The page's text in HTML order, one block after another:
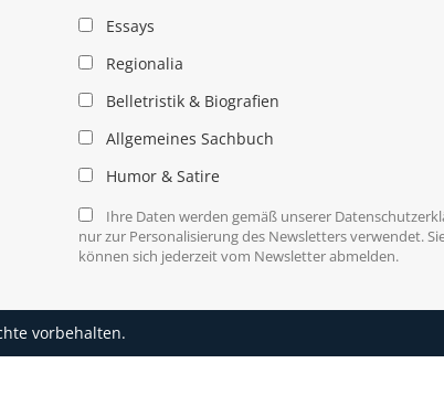
Essays
Regionalia
Belletristik & Biografien
Allgemeines Sachbuch
Humor & Satire
Ihre Daten werden gemäß unserer
nur zur Personalisierung des Newsletters verwendet.
können sich jederzeit vom Newsletter abmelden.
vorbehalten.